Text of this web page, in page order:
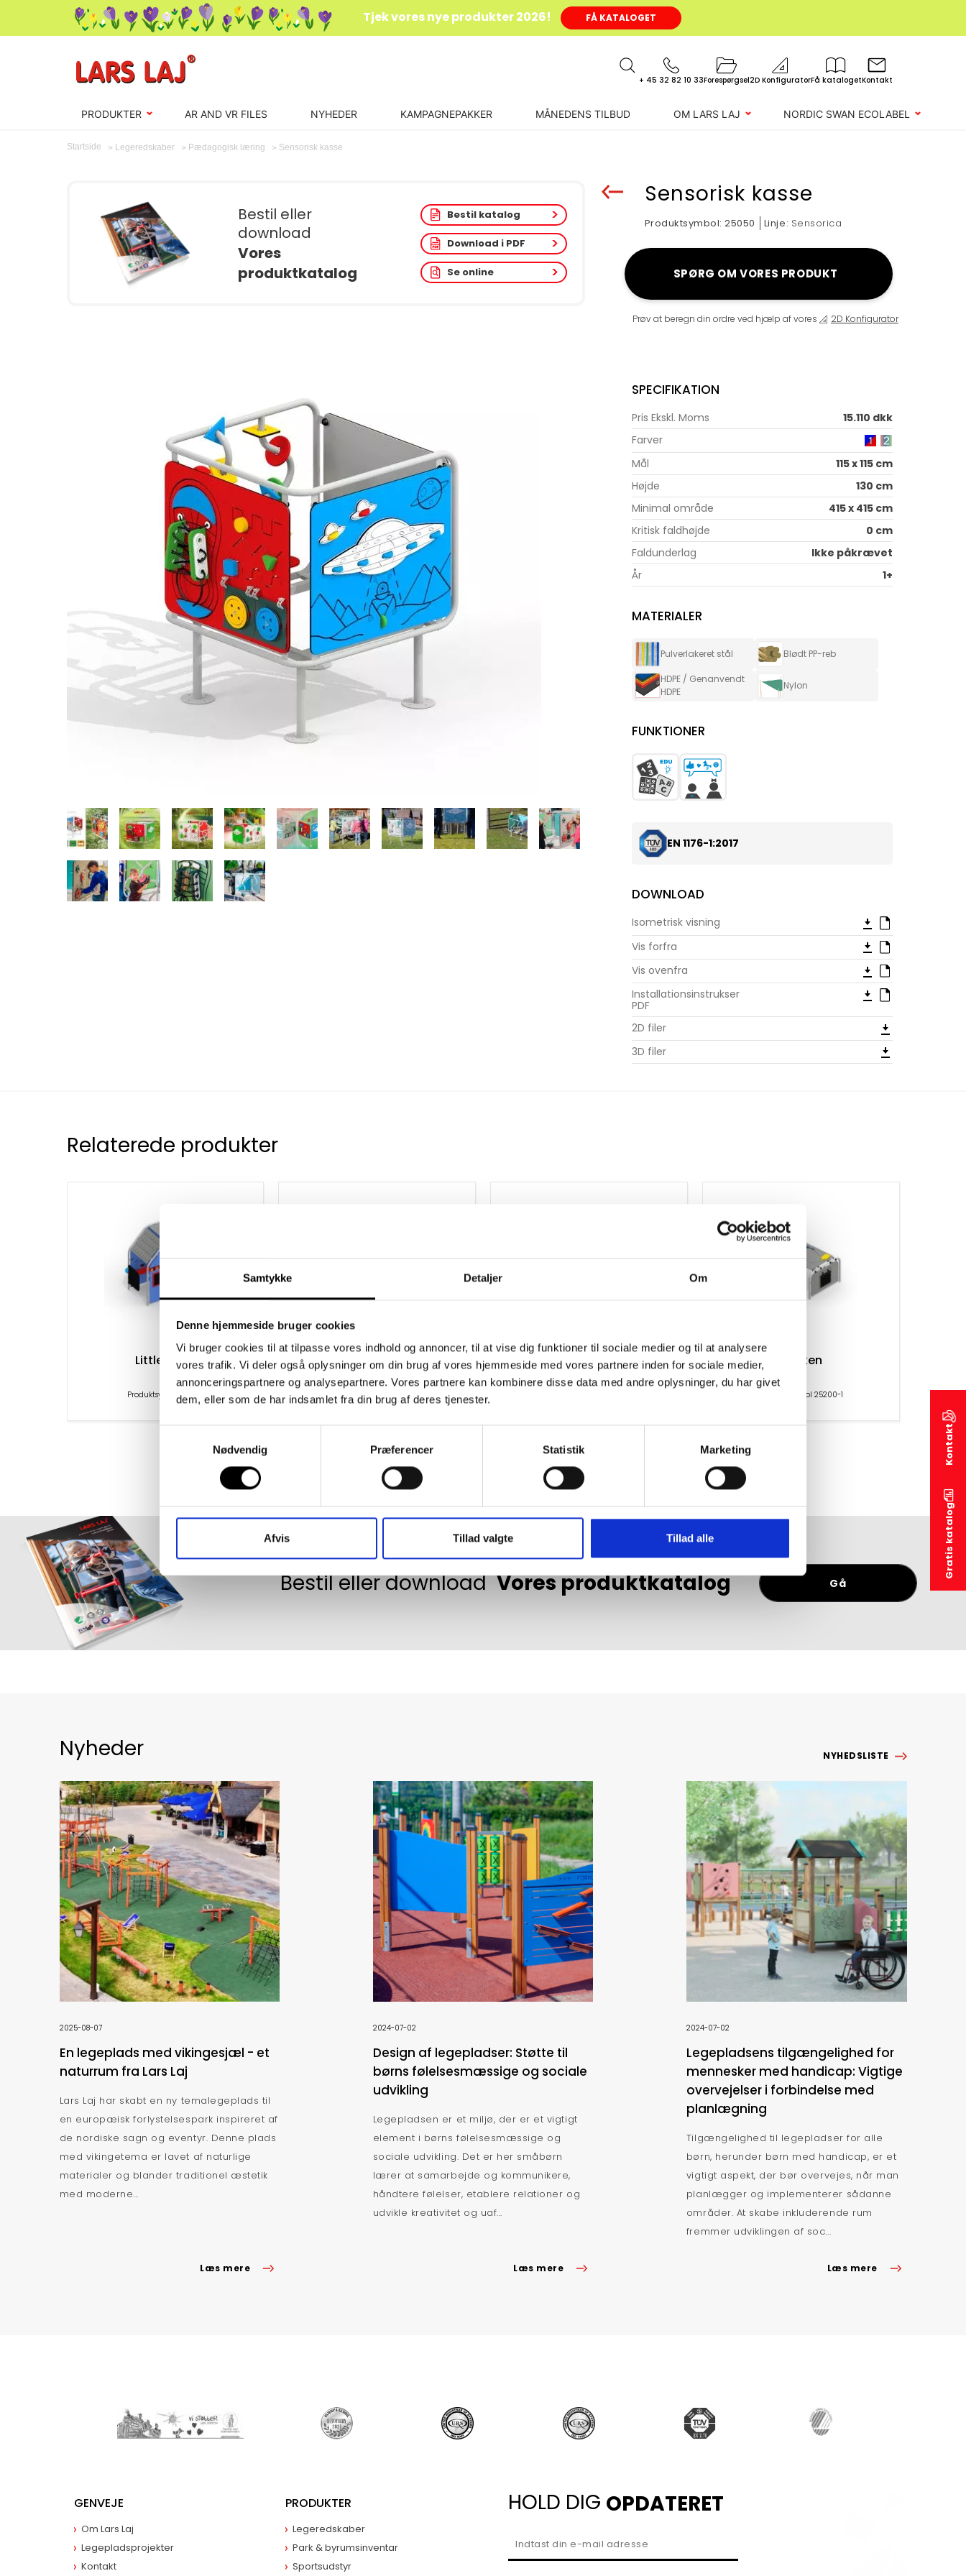
Samtykke Detaljer Om
Denne hjemmeside bruger cookies
Vi bruger cookies til at tilpasse vores indhold og annoncer, til at vise dig funktioner til sociale medier og til at analysere
vores trafik. Vi deler også oplysninger om din brug af vores hjemmeside med vores partnere inden for sociale medier,
annonceringspartnere og analysepartnere. Vores partnere kan kombinere disse data med andre oplysninger, du har givet
dem, eller som de har indsamlet fra din brug af deres tjenester.
Nødvendig
Præferencer Statistik Marketing
Afvis Tillad valgte Tillad alle
Tjek vores nye produkter 2026! FÅ KATALOGET
+ 45 32 82 10 33Forespørgsel2D KonfiguratorFå katalogetKontakt
PRODUKTER AR AND VR FILES NYHEDER KAMPAGNEPAKKER MÅNEDENS TILBUD OM LARS LAJ NORDIC SWAN ECOLABEL
Startside Legeredskaber Pædagogisk læring Sensorisk kasse
Bestil eller
download
Vores
produktkatalog
Bestil katalog
Download i PDF
Se online
Sensorisk kasse
Produktsymbol:25050 Linje: Sensorica
SPØRG OM VORES PRODUKT
Prøv at beregn din ordre ved hjælp af vores 2D Konfigurator
SPECIFIKATION
Pris Ekskl. Moms
15.110 dkk
Farver
Mål
115 x 115 cm
Højde
130 cm
Minimal område
415 x 415 cm
Kritisk faldhøjde
0 cm
Faldunderlag
Ikke påkrævet
År
1+
MATERIALER
Pulverlakeret stål Blødt PP-reb
HDPE / Genanvendt
HDPE
Nylon
FUNKTIONER
EN 1176-1:2017
DOWNLOAD
Isometrisk visning
Vis forfra
Vis ovenfra
Installationsinstrukser
PDF
2D filer
3D filer
Gratis katalog
Kontakt
Relaterede produkter
Little Café
Produktsymbol 25105
Grøntbutik
Produktsymbol 25115
Værksted Køkken
Produktsymbol 25200-1
GÅ TIL KATEGORI
Bestil eller downloadVores produktkatalog Gå
Nyheder NYHEDSLISTE
2025-08-07
En legeplads med vikingesjæl - et
naturrum fra Lars Laj
Lars Laj har skabt en ny temalegeplads til
en europæisk forlystelsespark inspireret af
de nordiske sagn og eventyr. Denne plads
med vikingetema er lavet af naturlige
materialer og blander traditionel æstetik
med moderne...
Læs mere
2024-07-02
Design af legepladser: Støtte til
børns følelsesmæssige og sociale
udvikling
Legepladsen er et miljø, der er et vigtigt
element i børns følelsesmæssige og
sociale udvikling. Det er her småbørn
lærer at samarbejde og kommunikere,
håndtere følelser, etablere relationer og
udvikle kreativitet og uaf...
Læs mere
2024-07-02
Legepladsens tilgængelighed for
mennesker med handicap: Vigtige
overvejelser i forbindelse med
planlægning
Tilgængelighed til legepladser for alle
børn, herunder børn med handicap, er et
vigtigt aspekt, der bør overvejes, når man
planlægger og implementerer sådanne
områder. At skabe inkluderende rum
fremmer udviklingen af soc...
Læs mere
GENVEJE
Om Lars Laj
Legepladsprojekter
Kontakt
PRODUKTER
Legeredskaber
Park & byrumsinventar
Sportsudstyr
HOLD DIG OPDATERET